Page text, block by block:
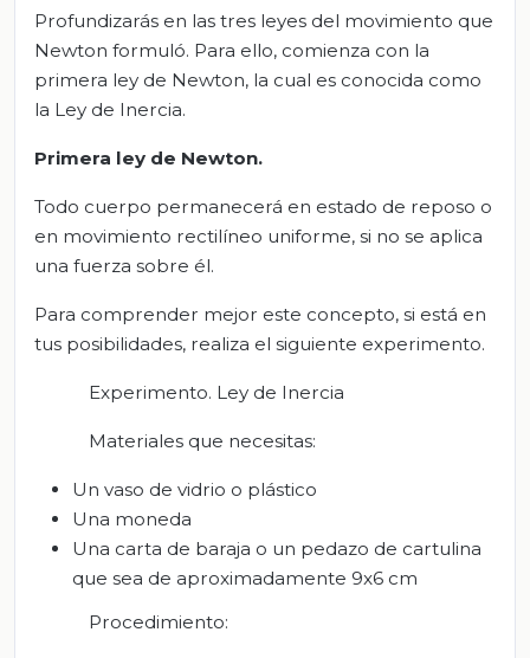
Profundizarás en las tres leyes del movimiento que
Newton formuló. Para ello, comienza con la
primera ley de Newton, la cual es conocida como
la Ley de Inercia.
Primera ley de Newton.
Todo cuerpo permanecerá en estado de reposo o
en movimiento rectilíneo uniforme, si no se aplica
una fuerza sobre él.
Para comprender mejor este concepto, si está en
tus posibilidades, realiza el siguiente experimento.
Experimento. Ley de Inercia
Materiales que necesitas:
Un vaso de vidrio o plástico
Una moneda
Una carta de baraja o un pedazo de cartulina
que sea de aproximadamente 9x6 cm
Procedimiento: